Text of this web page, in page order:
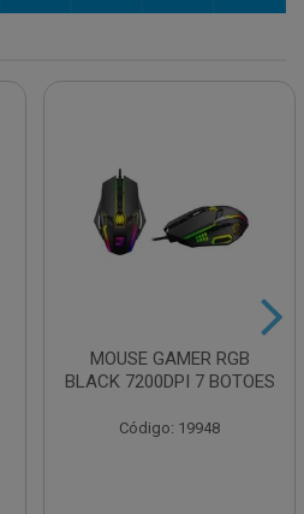
MOUSE GAMER RGB
BLACK 7200DPI 7 BOTOES
Código: 19948